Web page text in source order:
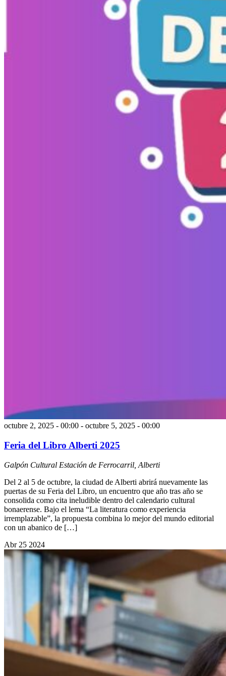
octubre 2, 2025 - 00:00 - octubre 5, 2025 - 00:00
Feria del Libro Alberti 2025
Galpón Cultural Estación de Ferrocarril, Alberti
Del 2 al 5 de octubre, la ciudad de Alberti abrirá nuevamente las
puertas de su Feria del Libro, un encuentro que año tras año se
consolida como cita ineludible dentro del calendario cultural
bonaerense. Bajo el lema “La literatura como experiencia
irremplazable”, la propuesta combina lo mejor del mundo editorial
con un abanico de […]
Abr 25 2024